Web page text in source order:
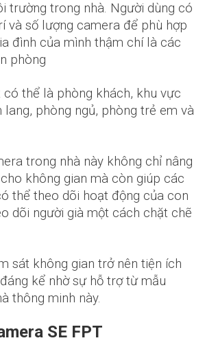
trường trong nhà. Người dùng có
và số lượng camera để phù hợp
đình của mình thậm chí là các
phòng
thể là phòng khách, khu vực
lang, phòng ngủ, phòng trẻ em và
trong nhà này không chỉ nâng
không gian mà còn giúp các
thể theo dõi hoạt động của con
dõi người già một cách chặt chẽ
sát không gian trở nên tiện ích
kể nhờ sự hỗ trợ từ mẫu
thông minh này.
SE FPT